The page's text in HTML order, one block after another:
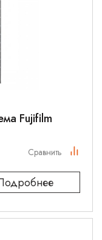
Fujifilm
Сравнить